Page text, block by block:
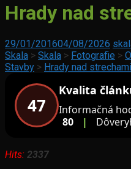
Záplavy
Hrady nad
Pamätníky
29/01/201604/08/2026
Skala > Skala > Fotografie >
Stavby > Hrady nad strechami
47
Kvalita
Informačná
80
|
Hits: 2337